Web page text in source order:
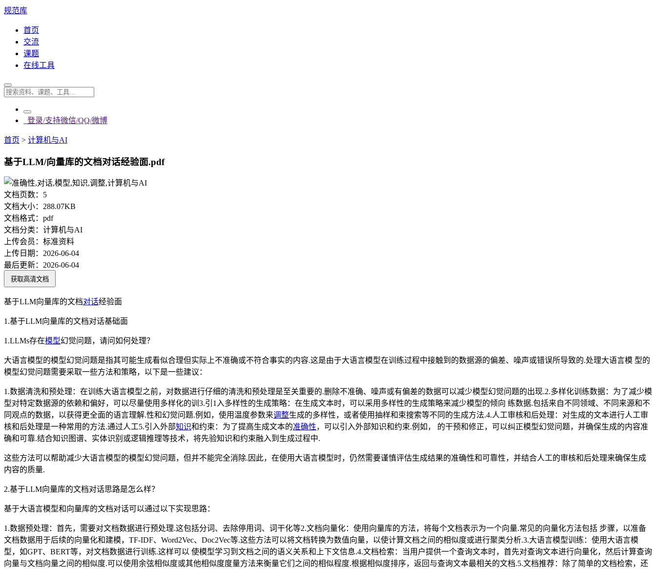
规范库
首页
交流
课题
在线工具
登录/支持微信/QQ/微博
首页 > 计算机与AI
基于LLM/向量库的文档对话经验面.pdf
文档页数： 5
文档大小： 288.07KB
文档格式： pdf
文档分类： 计算机与AI
上传会员： 标准资料
上传日期： 2026-06-04
最后更新： 2026-06-04
获取高清文档
基于LLM向量库的文档对话经验面
1.基于LLM向量库的文档对话基础面
1.LLMs存在模型幻觉问题，请问如何处理？
大语言模型的模型幻觉问题是指其可能生成看似合理但实际上不准确或不符合事实的内容.这是由于大语言模型在训练过程中接触到的数据源的偏差、噪声或错误所导致的.处理大语言模 型的
模型幻觉问题需要采取一些方法和策略，以下是一些建议：
1.数据清洗和预处理：在训练大语言模型之前，对数据进行仔细的清洗和预处理是至关重要的.删除不准确、噪声或有偏差的数据可以减少模型幻觉问题的出现.2.多样化训练数据：为了减少模
型对特定数据源的依赖和偏好，可以尽量使用多样化的训3.引1入多样性的生成策略：在生成文本时，可以采用多样性的生成策略来减少模型的倾向 练数据.包括来自不同领域、不同来源和不
同观点的数据，以获得更全面的语言理解.性和幻觉问题.例如，使用温度参数来调整生成的多样性，或者使用抽样和束搜索等不同的生成方法.4.人工审核和后处理：对生成的文本进行人工审
核和后处理是一种常用的方法.通过人工5.引入外部知识和约束：为了提高生成文本的准确性，可以引入外部知识和约束.例如， 的干预和修正，可以纠正模型幻觉问题，并确保生成的内容准
确和可靠.结合知识图谱、实体识别或逻辑推理等技术，将先验知识和约束融入到生成过程中.
这些方法可以帮助减少大语言模型的模型幻觉问题，但并不能完全消除.因此，在使用大语言模型时，仍然需要谨慎评估生成结果的准确性和可靠性，并结合人工的审核和后处理来确保生成
内容的质量.
2.基于LLM向量库的文档对话思路是怎么样？
基于大语言模型和向量库的文档对话可以通过以下实现思路：
1.数据预处理：首先，需要对文档数据进行预处理.这包括分词、去除停用词、词干化等2.文档向量化：使用向量库的方法，将每个文档表示为一个向量.常见的向量化方法包括 步骤，以准备
文档数据用于后续的向量化和建模，TF-IDF、Word2Vec、Doc2Vec等.这些方法可以将文档转换为数值向量，以使计算文档之间的相似度或进行聚类分析.3.大语言模型训练：使用大语言模
型，如GPT、BERT等，对文档数据进行训练.这样可以 使模型学习到文档之间的语义关系和上下文信息.4.文档检索：当用户提供一个查询文本时，首先对查询文本进行向量化，然后计算查询
向量与文档向量之间的相似度.可以使用余弦相似度或其他相似度度量方法来衡量它们之间的相似程度.根据相似度排序，返回与查询文本最相关的文档.5.文档推荐：除了简单的文档检索，还